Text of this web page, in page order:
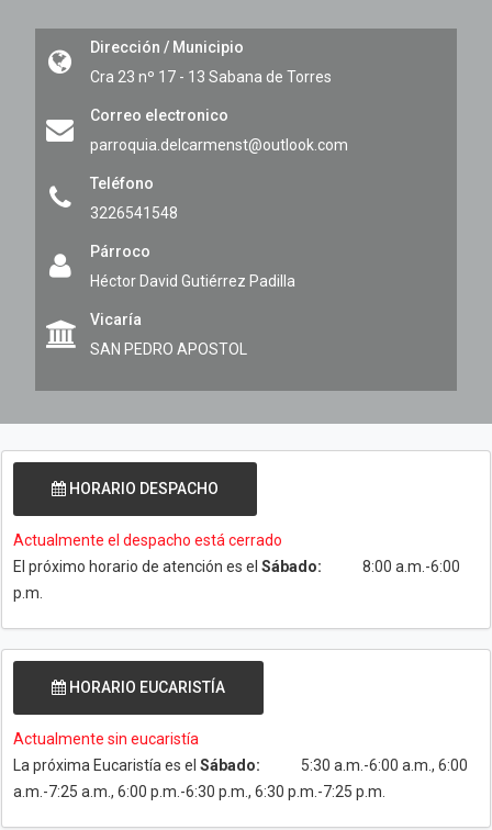
Dirección / Municipio
Cra 23 nº 17 - 13 Sabana de Torres
Correo electronico
parroquia.delcarmenst@outlook.com
Teléfono
3226541548
Párroco
Héctor David Gutiérrez Padilla
Vicaría
SAN PEDRO APOSTOL
HORARIO DESPACHO
Actualmente el despacho está cerrado
El próximo horario de atención es el Sábado:
8:00 a.m.-6:00
p.m.
HORARIO EUCARISTÍA
Actualmente sin eucaristía
La próxima Eucaristía es el Sábado:
5:30 a.m.-6:00 a.m., 6:00
a.m.-7:25 a.m., 6:00 p.m.-6:30 p.m., 6:30 p.m.-7:25 p.m.